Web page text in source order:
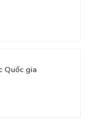
Quốc gia